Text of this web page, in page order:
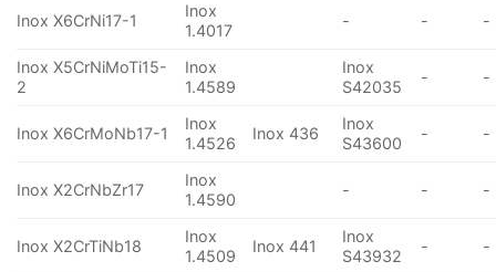
Inox X6CrNi17-1
Inox
1.4017
- - -
Inox X5CrNiMoTi15-
2
Inox
1.4589
Inox
S42035
- -
Inox X6CrMoNb17-1
Inox
1.4526
Inox 436
Inox
S43600
- -
Inox X2CrNbZr17
Inox
1.4590
- - -
Inox X2CrTiNb18
Inox
1.4509
Inox 441
Inox
S43932
- -